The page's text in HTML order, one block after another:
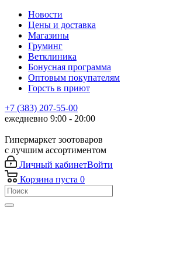
Новости
Цены и доставка
Магазины
Груминг
Ветклиника
Бонусная программа
Оптовым покупателям
Горсть в приют
+7 (383) 207-55-00
ежедневно 9:00 - 20:00
Гипермаркет зоотоваров
с лучшим ассортиментом
Личный кабинетВойти
Корзина пуста 0